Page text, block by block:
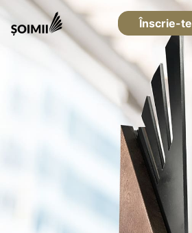
Înscrie-te